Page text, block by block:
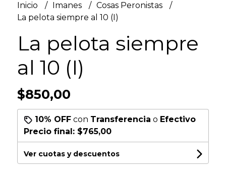
Inicio Imanes
Cosas Peronistas
La pelota siempre al 10 (I)
La pelota siempre
al 10 (I)
$850,00
10% OFFcon Transferencia o Efectivo
Precio final: $765,00
Ver cuotas y descuentos